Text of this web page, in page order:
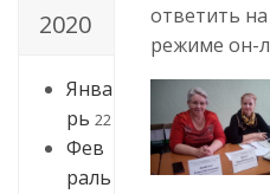
2020
Янва
рь 22
Фев
раль
ответить
режиме он-